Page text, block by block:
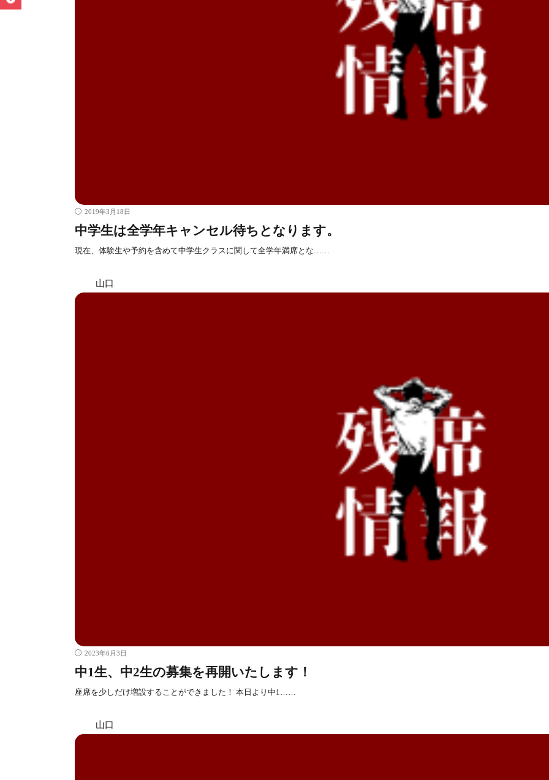
2019年3月18日
中学生は全学年キャンセル待ちとなります。
現在、体験生や予約を含めて中学生クラスに関して全学年満席とな……
山口
2023年6月3日
中1生、中2生の募集を再開いたします！
座席を少しだけ増設することができました！ 本日より中1……
山口